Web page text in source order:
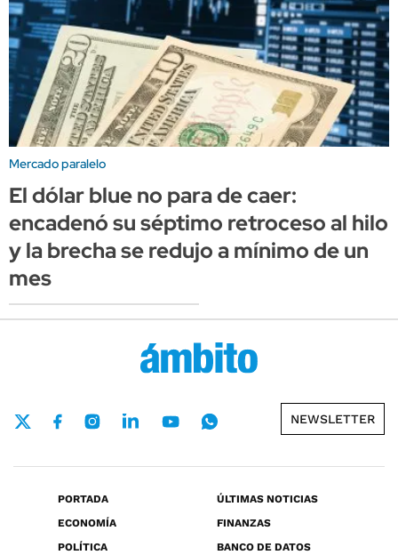
Mercado paralelo
El dólar blue no para de caer:
encadenó su séptimo retroceso al hilo
y la brecha se redujo a mínimo de un
mes
NEWSLETTER
PORTADA
ÚLTIMAS NOTICIAS
ECONOMÍA
FINANZAS
POLÍTICA
BANCO DE DATOS